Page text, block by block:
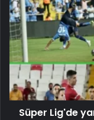
Süper Lig'de